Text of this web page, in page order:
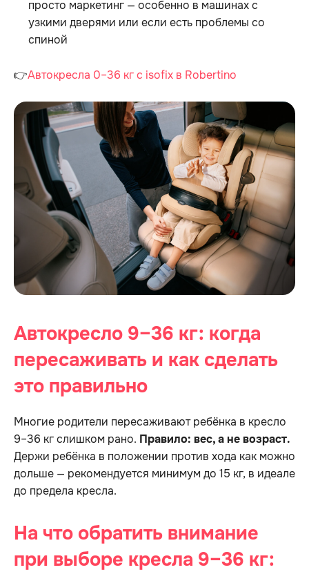
просто маркетинг — особенно в машинах с
узкими дверями или если есть проблемы со
спиной
👉Автокресла 0–36 кг с isofix в Robertino
Автокресло 9–36 кг: когда
пересаживать и как сделать
это правильно
Многие родители пересаживают ребёнка в кресло
9–36 кг слишком рано. Правило: вес, а не возраст.
Держи ребёнка в положении против хода как можно
дольше — рекомендуется минимум до 15 кг, в идеале
до предела кресла.
На что обратить внимание
при выборе кресла 9–36 кг: